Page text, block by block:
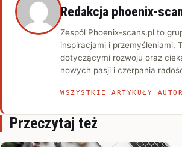
Redakcja phoenix-
Zespół Phoenix-scans.pl to
inspiracjami i przemyśleniami.
dotyczącymi rozwoju oraz
nowych pasji i czerpania
WSZYSTKIE ARTYKUŁY
Przeczytaj też